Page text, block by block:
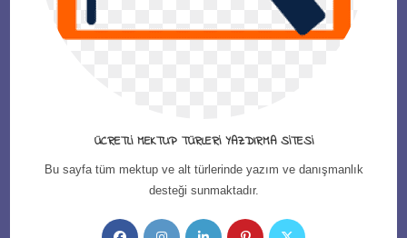
ÜCRETLI MEKTUP TÜRLERI YAZDIRMA SITESI
Bu sayfa tüm mektup ve alt türlerinde yazım ve danışmanlık
desteği sunmaktadır.
Opens Opens Opens Opens Opens